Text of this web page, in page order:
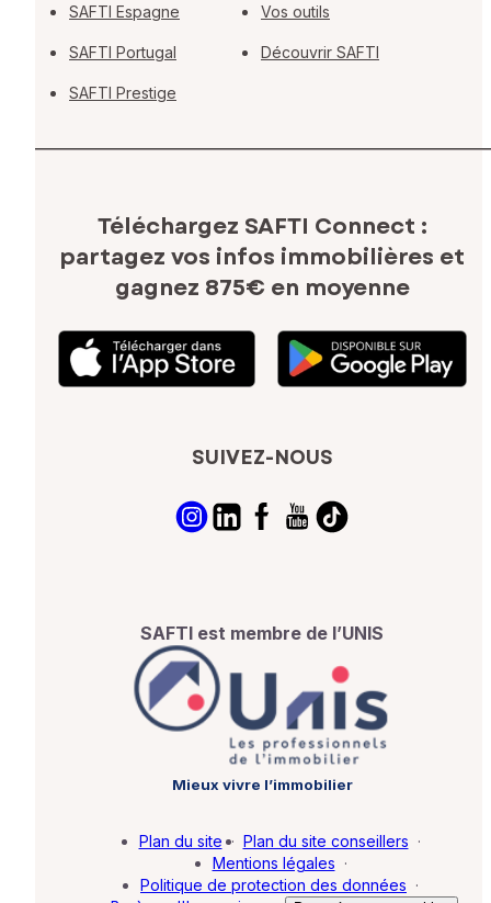
SAFTI Espagne
SAFTI Portugal
SAFTI Prestige
Vos outils
Découvrir SAFTI
Téléchargez SAFTI Connect :
partagez vos infos immobilières et
gagnez 875€ en moyenne
SUIVEZ-NOUS
SAFTI est membre de l’UNIS
Mieux vivre l’immobilier
Plan du site · Plan du site conseillers ·
Mentions légales ·
Politique de protection des données ·